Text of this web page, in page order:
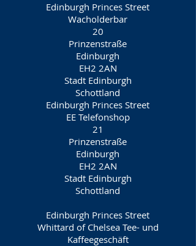
Edinburgh Princes Street
Wacholderbar
20
Prinzenstraße
Edinburgh
EH2 2AN
Stadt Edinburgh
Schottland
Edinburgh Princes Street
EE Telefonshop
21
Prinzenstraße
Edinburgh
EH2 2AN
Stadt Edinburgh
Schottland
Edinburgh Princes Street
Whittard of Chelsea Tee- und
Kaffeegeschäft